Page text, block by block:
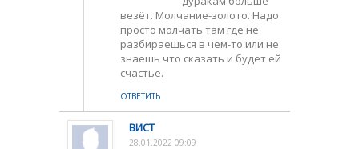
везёт. Молчание-золото. Надо
просто молчать там где не
разбираешься в чем-то или не
знаешь что сказать и будет ей
счастье.
ОТВЕТИТЬ
ВИСТ
28.01.2022 09:09